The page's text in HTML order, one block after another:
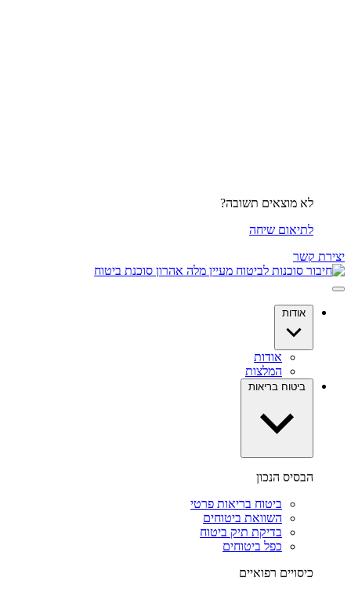
לא מוצאים תשובה?
לתיאום שיחה
יצירת קשר
אודות
אודות
המלצות
ביטוח בריאות
הבסיס הנכון
ביטוח בריאות פרטי
השוואת ביטוחים
בדיקת תיק ביטוח
כפל ביטוחים
כיסויים רפואיים